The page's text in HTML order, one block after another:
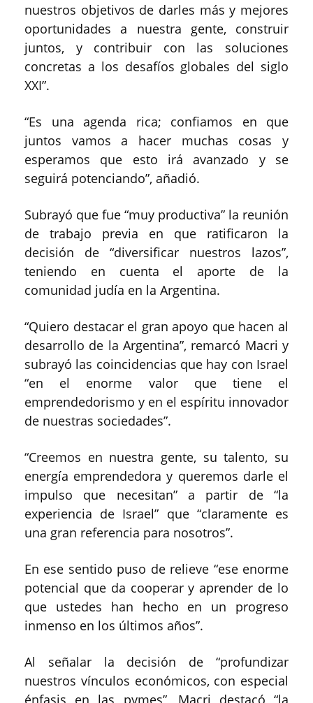
nuestros objetivos de darles más y mejores
oportunidades a nuestra gente, construir
juntos, y contribuir con las soluciones
concretas a los desafíos globales del siglo
XXI”.
“Es una agenda rica; confiamos en que
juntos vamos a hacer muchas cosas y
esperamos que esto irá avanzado y se
seguirá potenciando”, añadió.
Subrayó que fue “muy productiva” la reunión
de trabajo previa en que ratificaron la
decisión de “diversificar nuestros lazos”,
teniendo en cuenta el aporte de la
comunidad judía en la Argentina.
“Quiero destacar el gran apoyo que hacen al
desarrollo de la Argentina”, remarcó Macri y
subrayó las coincidencias que hay con Israel
“en el enorme valor que tiene el
emprendedorismo y en el espíritu innovador
de nuestras sociedades”.
“Creemos en nuestra gente, su talento, su
energía emprendedora y queremos darle el
impulso que necesitan” a partir de “la
experiencia de Israel” que “claramente es
una gran referencia para nosotros”.
En ese sentido puso de relieve “ese enorme
potencial que da cooperar y aprender de lo
que ustedes han hecho en un progreso
inmenso en los últimos años”.
Al señalar la decisión de “profundizar
nuestros vínculos económicos, con especial
énfasis en las pymes”, Macri destacó “la